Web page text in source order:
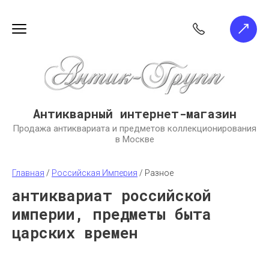
Антикварный интернет-магазин
Продажа антиквариата и предметов коллекционирования
в Москве
Главная / Российская Империя / Разное
антиквариат российской
империи, предметы быта
царских времен